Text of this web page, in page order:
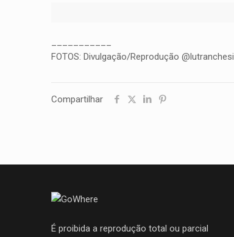
FOTOS: Divulgação/Reprodução @lutranchesi
Compartilhar
É proibida a reprodução total ou parcial